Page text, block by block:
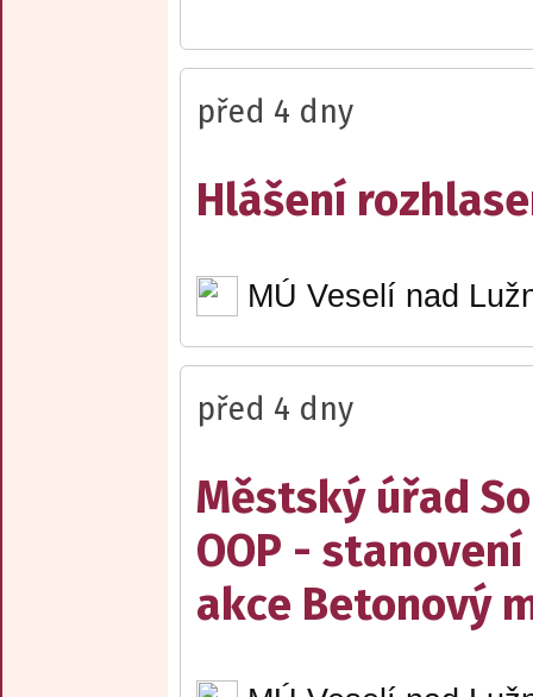
před 4 dny
Hlášení
MÚ Veselí nad
před 4 dny
Městský úřad
OOP -
akce Betonový